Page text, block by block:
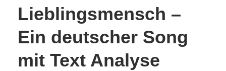
Texte
auf
Lieblingsmensch –
Ein deutscher Song
mit Text Analyse